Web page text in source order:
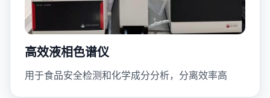
高效液相色谱仪
用于食品安全检测和化学成分分析，分离效率高